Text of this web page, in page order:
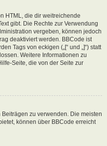
HTML, die dir weitreichende
gibt. Die Rechte zur Verwendung
vergeben, können jedoch
deaktiviert werden. BBCode ist
Tags von eckigen („[“ und „]“) statt
Weitere Informationen zu
Seite, die von der Seite zur
zu verwenden. Die meisten
können über BBCode erreicht